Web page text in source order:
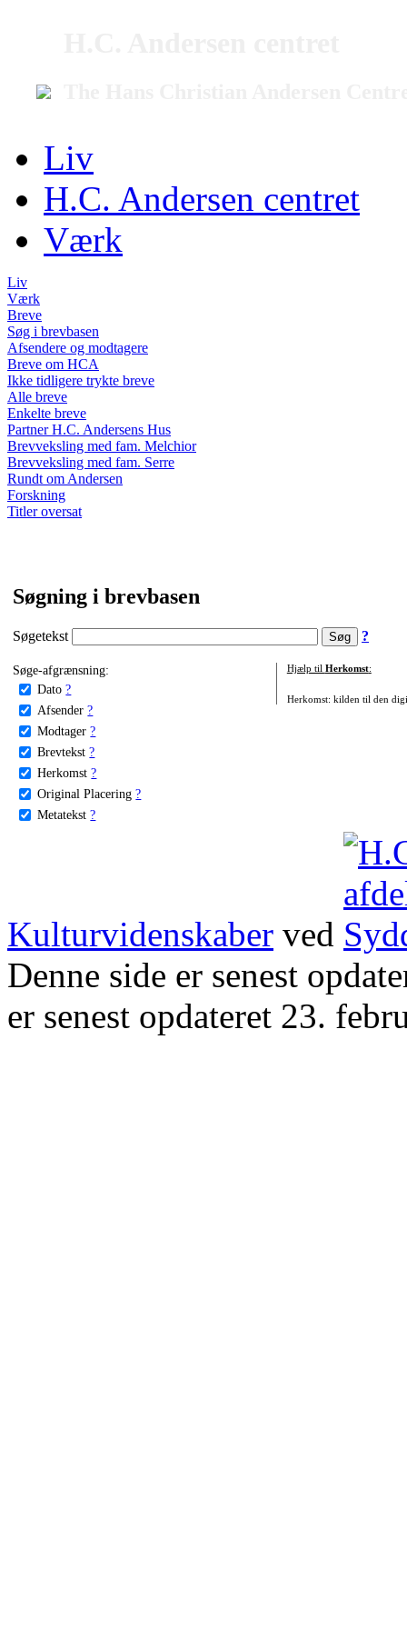
Liv
H.C. Andersen centret
Værk
Liv
Værk
Breve
Søg i brevbasen
Afsendere og modtagere
Breve om HCA
Ikke tidligere trykte breve
Alle breve
Enkelte breve
Partner H.C. Andersens Hus
Brevveksling med fam. Melchior
Brevveksling med fam. Serre
Rundt om Andersen
Forskning
Titler oversat
Søgning i brevbasen
Søgetekst ?
Søge-afgrænsning:
Dato ?
Afsender ?
Modtager ?
Brevtekst ?
Herkomst ?
Original Placering ?
Metatekst ?
Hjælp til Herkomst:
Herkomst: kilden til den
Kulturvidenskaber ved
Denne side er senest
er senest opdateret 23.